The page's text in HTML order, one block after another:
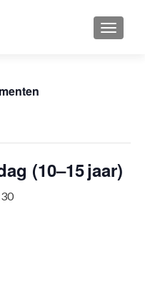
(10–15 jaar)